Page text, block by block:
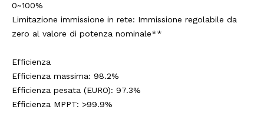
0~100%
Limitazione immissione in rete: Immissione regolabile da
zero al valore di potenza nominale**
Efficienza
Efficienza massima: 98.2%
Efficienza pesata (EURO): 97.3%
Efficienza MPPT: >99.9%